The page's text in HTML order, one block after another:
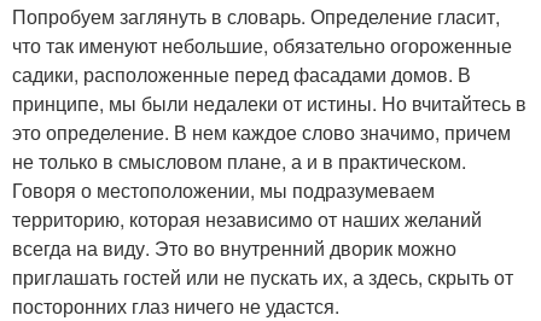
Попробуем заглянуть в словарь. Определение гласит,
что так именуют небольшие, обязательно огороженные
садики, расположенные перед фасадами домов. В
принципе, мы были недалеки от истины. Но вчитайтесь в
это определение. В нем каждое слово значимо, причем
не только в смысловом плане, а и в практическом.
Говоря о местоположении, мы подразумеваем
территорию, которая независимо от наших желаний
всегда на виду. Это во внутренний дворик можно
приглашать гостей или не пускать их, а здесь, скрыть от
посторонних глаз ничего не удастся.